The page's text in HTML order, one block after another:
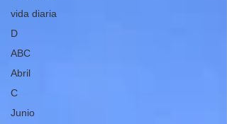
vida diaria
D
ABC
Abril
C
Junio